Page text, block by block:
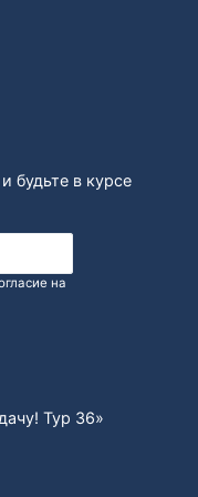
г.
моря» 2008 г.
2014 г.
замка» 2017
детектив)
с Екатериной
соавторстве с
с
будьте в курсе
на
Тур 36»